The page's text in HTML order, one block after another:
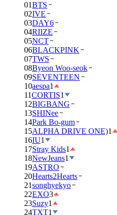
01BTS
02IVE
03DAY6
04RIIZE
05NCT
06BLACKPINK
07TWS
08Byeon Woo-seok
09SEVENTEEN
10aespa1
11CORTIS1
12BIGBANG
13SHINee
14Park Bo-gum
15ALPHA DRIVE ONE)1
16IU1
17Stray Kids1
18NewJeans1
19ASTRO
20Hearts2Hearts
21songhyekyo
22EXO3
23Suzy1
24TXT1